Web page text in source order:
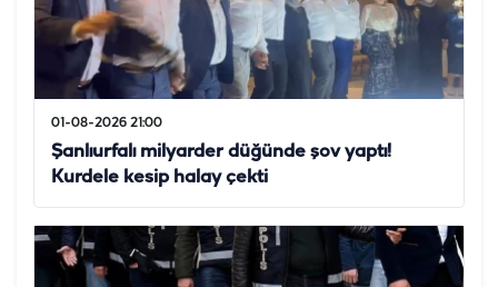
01-08-2026 21:00
Şanlıurfalı milyarder düğünde şov yaptı!
Kurdele kesip halay çekti